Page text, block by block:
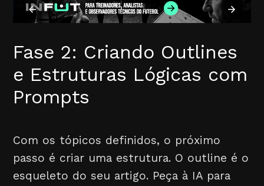
Fase 2: Criando Outlines
e Estruturas Lógicas com
Prompts
Com os tópicos definidos, o próximo
passo é criar uma estrutura. O outline é o
esqueleto do seu artigo. Peça à IA para